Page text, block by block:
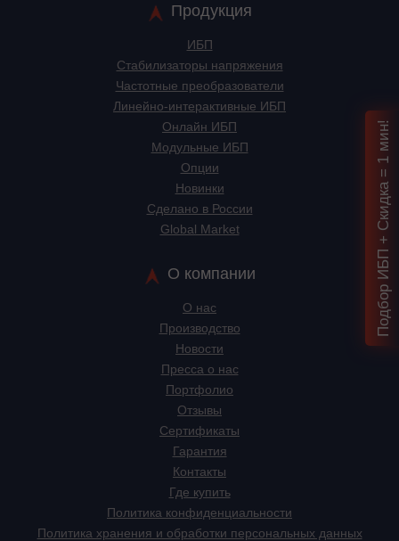
Продукция
ИБП
Стабилизаторы напряжения
Частотные преобразователи
Линейно-интерактивные ИБП
Онлайн ИБП
Модульные ИБП
Опции
Новинки
Сделано в России
Global Market
О компании
О нас
Производство
Новости
Пресса о нас
Портфолио
Отзывы
Сертификаты
Гарантия
Контакты
Где купить
Политика конфиденциальности
Политика хранения и обработки персональных данных
Подбор ИБП + Скидка = 1 мин!